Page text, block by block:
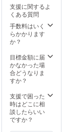
支援に関するよ
くある質問
手数料はいく
らかかります
か？
目標金額に届
かなかった場
合どうなりま
すか？
支援で困った
時はどこに相
談したらいい
ですか？